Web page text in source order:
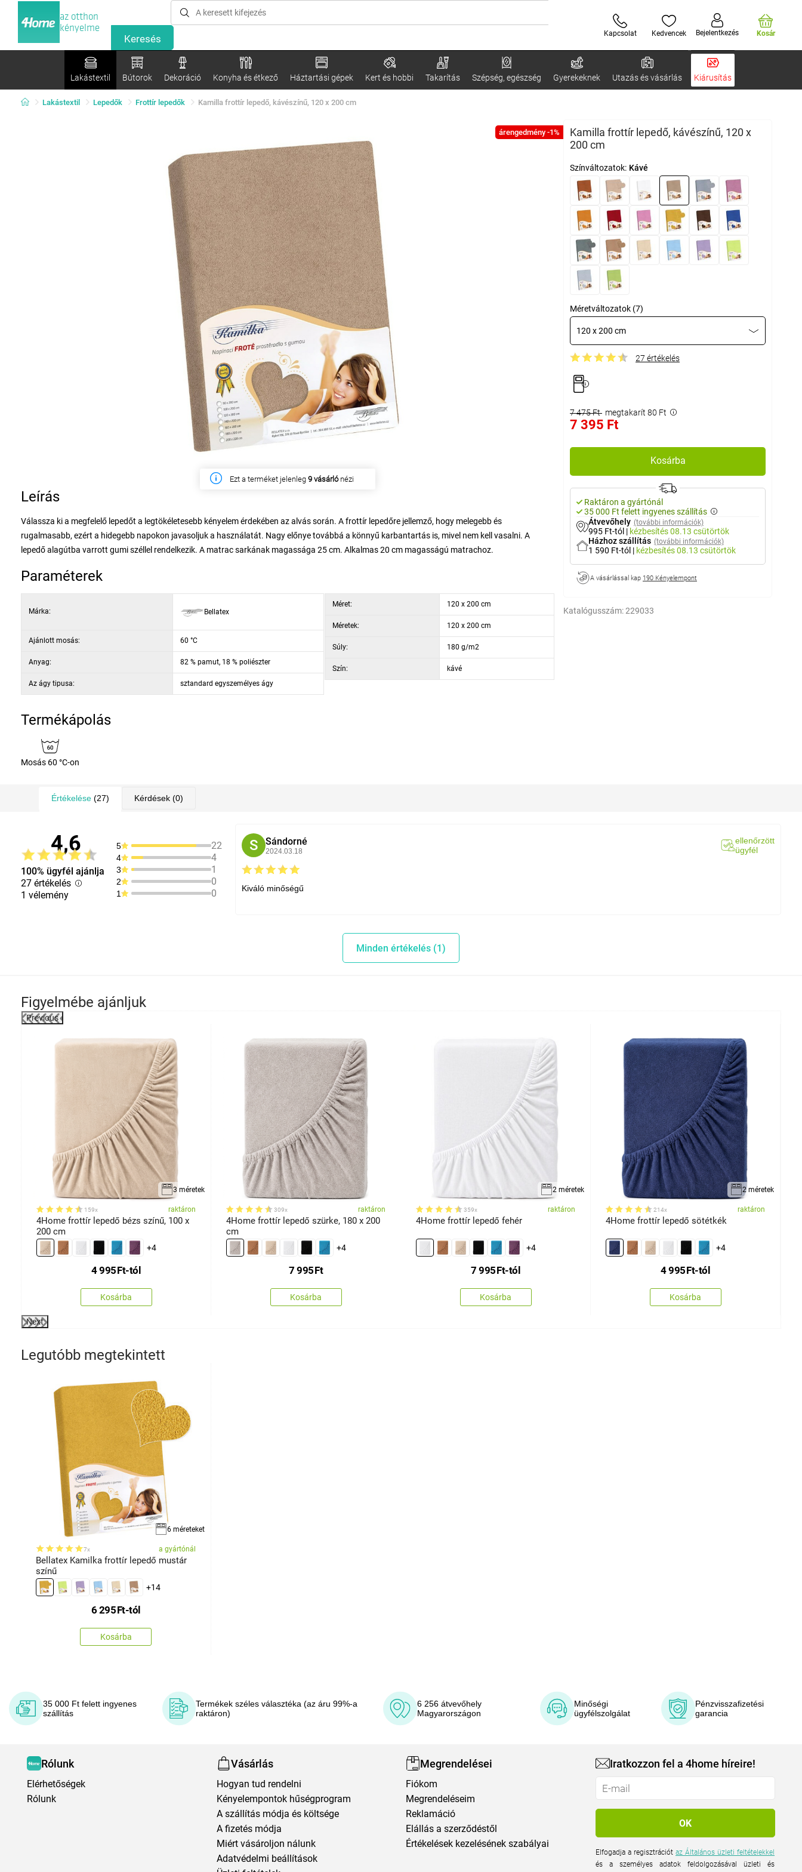
az otthon
kényelme
Kapcsolat Kedvencek Bejelentkezés Kosár
Lakástextil Bútorok Dekoráció Konyha és étkező Háztartási gépek Kert és hobbi Takarítás Szépség, egészség Gyerekeknek Utazás és vásárlás Kiárusítás
Lakástextil Lepedők Frottír lepedők Kamilla frottír lepedő, kávészínű, 120 x 200 cm
árengedmény -1%
Ezen a héten17 ügyfélvásárolta meg
Kamilla frottír lepedő, kávészínű, 120 x
200 cm
Színváltozatok: Kávé
Méretváltozatok (7)
120 x 200 cm
27 értékelés
7 475 Ft megtakarít 80 Ft
7 395 Ft
Kosárba
Raktáron a gyártónál
35 000 Ft felett ingyenes szállítás
Átvevőhely (további információk)
995 Ft-tól | kézbesítés08.13 csütörtök
Házhoz szállítás (további információk)
1 590 Ft-tól | kézbesítés08.13 csütörtök
A vásárlással kap 190 Kényelempont
Katalógusszám:229033
Leírás
Válassza ki a megfelelő lepedőt a legtökéletesebb kényelem érdekében az alvás során. A frottír lepedőre jellemző, hogy melegebb és
rugalmasabb, ezért a hidegebb napokon javasoljuk a használatát. Nagy előnye továbbá a könnyű karbantartás is, mivel nem kell vasalni. A
lepedő alagútba varrott gumi széllel rendelkezik. A matrac sarkának magassága 25 cm. Alkalmas 20 cm magasságú matrachoz.
Paraméterek
Márka: Bellatex
Ajánlott mosás: 60 °C
Anyag: 82 % pamut, 18 % poliészter
Az ágy tipusa: sztandard egyszemélyes ágy
Méret: 120 x 200 cm
Méretek: 120 x 200 cm
Súly: 180 g/m2
Szín: kávé
Termékápolás
Mosás 60 °C-on
Értékelése (27) Kérdések (0)
4,6
100% ügyfél ajánlja
27 értékelés
1 vélemény
5 22
4 4
3 1
2 0
1 0
S Sándorné
2024.03.18
ellenőrzött
ügyfél
Kiváló minőségű
Minden értékelés (1)
Figyelmébe ajánljuk
Previous
3 méretek
159x raktáron
4Home frottír lepedő bézs színű, 100 x
200 cm
+4
4 995Ft-tól
Kosárba
309x raktáron
4Home frottír lepedő szürke, 180 x 200
cm
+4
7 995Ft
Kosárba
2 méretek
359x raktáron
4Home frottír lepedő fehér
+4
7 995Ft-tól
Kosárba
2 méretek
214x raktáron
4Home frottír lepedő sötétkék
+4
4 995Ft-tól
Kosárba
Next
Legutóbb megtekintett
6 méreteket
7x a gyártónál
Bellatex Kamilka frottír lepedő mustár
színű
+14
6 295Ft-tól
Kosárba
35 000 Ft felett ingyenes
szállítás
Termékek széles választéka (az áru 99%-a
raktáron)
6 256 átvevőhely
Magyarországon
Minőségi
ügyfélszolgálat
Pénzvisszafizetési
garancia
Rólunk
Elérhetőségek
Rólunk
Vásárlás
Hogyan tud rendelni
Kényelempontok hűségprogram
A szállítás módja és költsége
A fizetés módja
Miért vásároljon nálunk
Adatvédelmi beállítások
Megrendelései
Fiókom
Megrendeléseim
Reklamáció
Elállás a szerződéstől
Értékelések kezelésének szabályai
Iratkozzon fel a 4home híreire!
Elfogadja a regisztrációtaz Általános üzleti feltételekkel
és a személyes adatok feldolgozásával üzleti és